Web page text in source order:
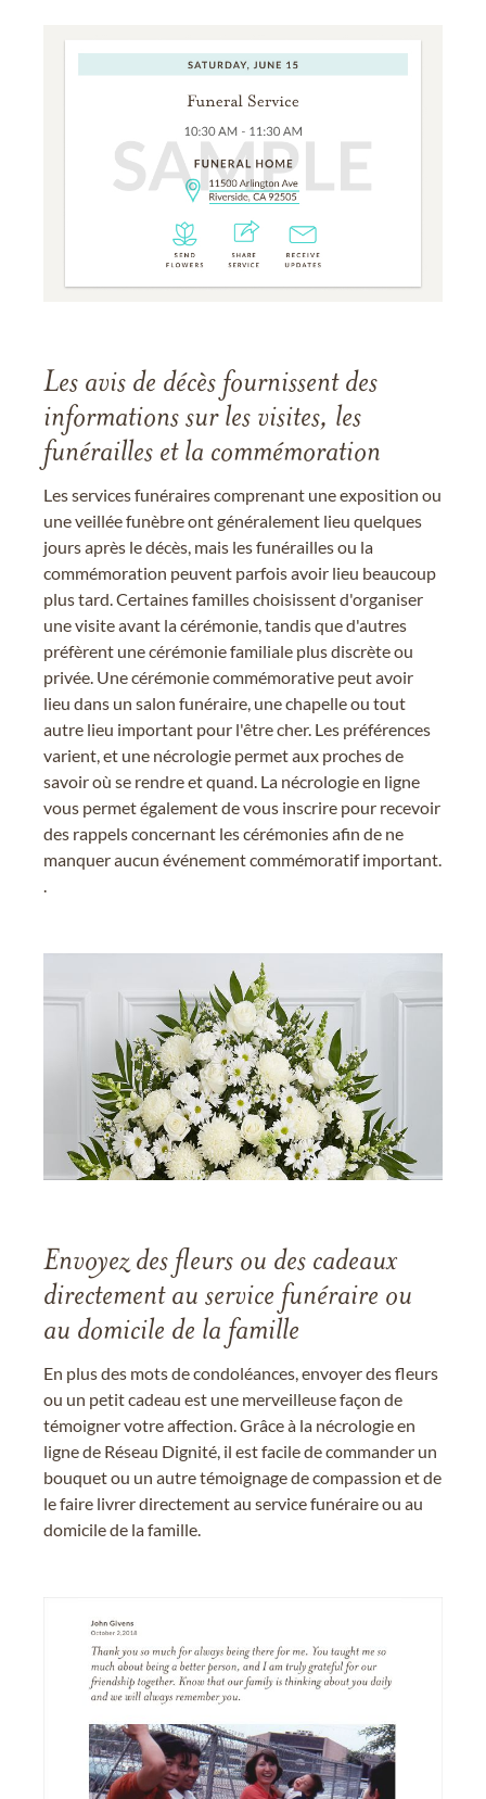
Les avis de décès fournissent des
informations sur les visites, les
funérailles et la commémoration
Les services funéraires comprenant une exposition ou
une veillée funèbre ont généralement lieu quelques
jours après le décès, mais les funérailles ou la
commémoration peuvent parfois avoir lieu beaucoup
plus tard. Certaines familles choisissent d'organiser
une visite avant la cérémonie, tandis que d'autres
préfèrent une cérémonie familiale plus discrète ou
privée. Une cérémonie commémorative peut avoir
lieu dans un salon funéraire, une chapelle ou tout
autre lieu important pour l'être cher. Les préférences
varient, et une nécrologie permet aux proches de
savoir où se rendre et quand. La nécrologie en ligne
vous permet également de vous inscrire pour recevoir
des rappels concernant les cérémonies afin de ne
manquer aucun événement commémoratif important.
Envoyez des fleurs ou des cadeaux
directement au service funéraire ou
au domicile de la famille
En plus des mots de condoléances, envoyer des fleurs
ou un petit cadeau est une merveilleuse façon de
témoigner votre affection. Grâce à la nécrologie en
ligne de Réseau Dignité, il est facile de commander un
bouquet ou un autre témoignage de compassion et de
le faire livrer directement au service funéraire ou au
domicile de la famille.